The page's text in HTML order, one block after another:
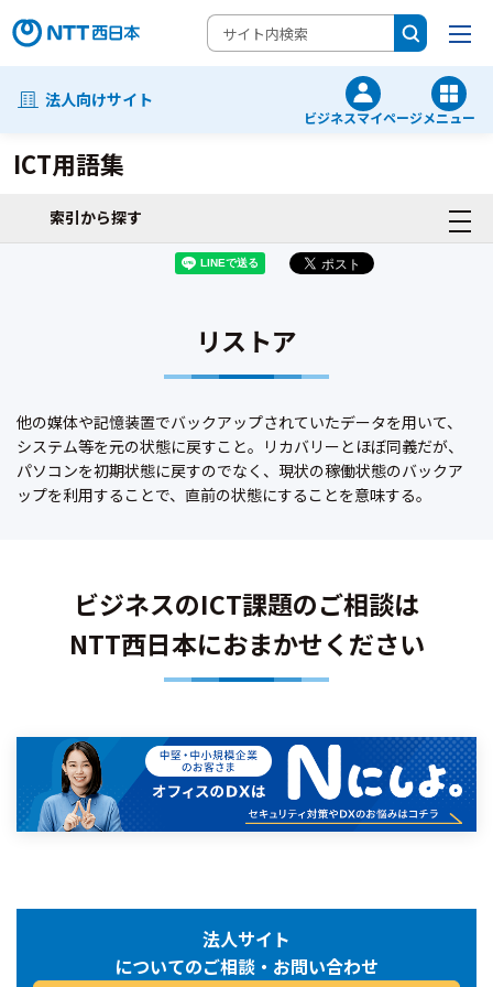
法人向けサイト
ビジネスマイページメニュー
ICT用語集
索引から探す
リストア
他の媒体や記憶装置でバックアップされていたデータを用いて、
システム等を元の状態に戻すこと。リカバリーとほぼ同義だが、
パソコンを初期状態に戻すのでなく、現状の稼働状態のバックア
ップを利用することで、直前の状態にすることを意味する。
ビジネスのICT課題のご相談は
NTT西日本におまかせください
法人サイト
についてのご相談・お問い合わせ